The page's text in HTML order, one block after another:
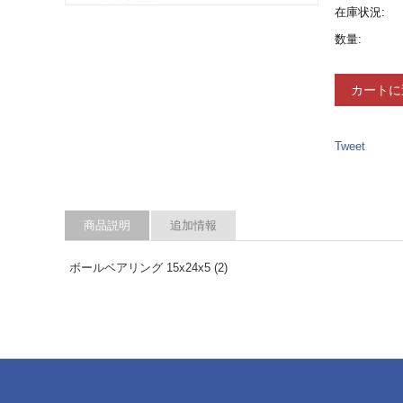
在庫状況:
数量:
カート
Tweet
商品説明 追加情報
ボールベアリング 15x24x5 (2)